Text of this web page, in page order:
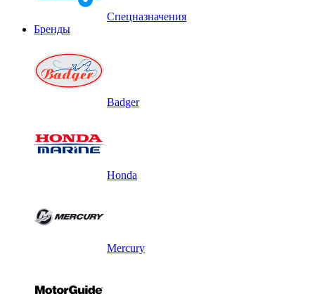
Спецназначения
Бренды
Badger
Honda
Mercury